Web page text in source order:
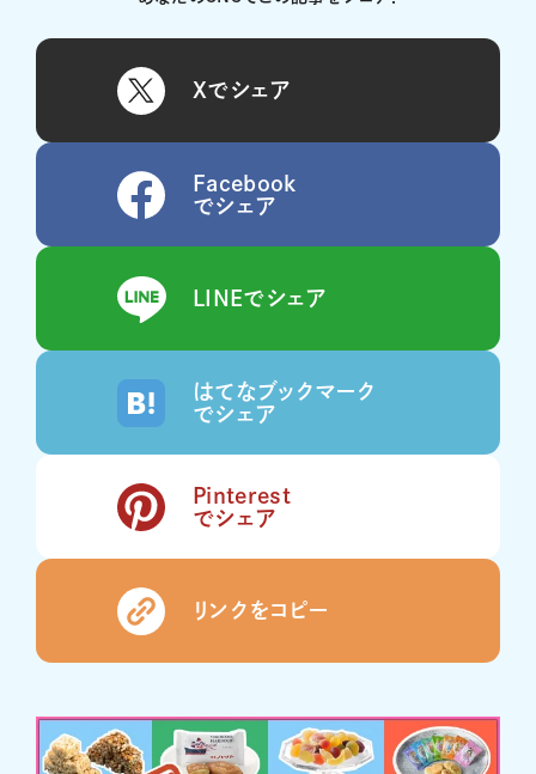
Xでシェア
Facebook
でシェア
LINEでシェア
はてなブックマーク
でシェア
Pinterest
でシェア
リンクをコピー